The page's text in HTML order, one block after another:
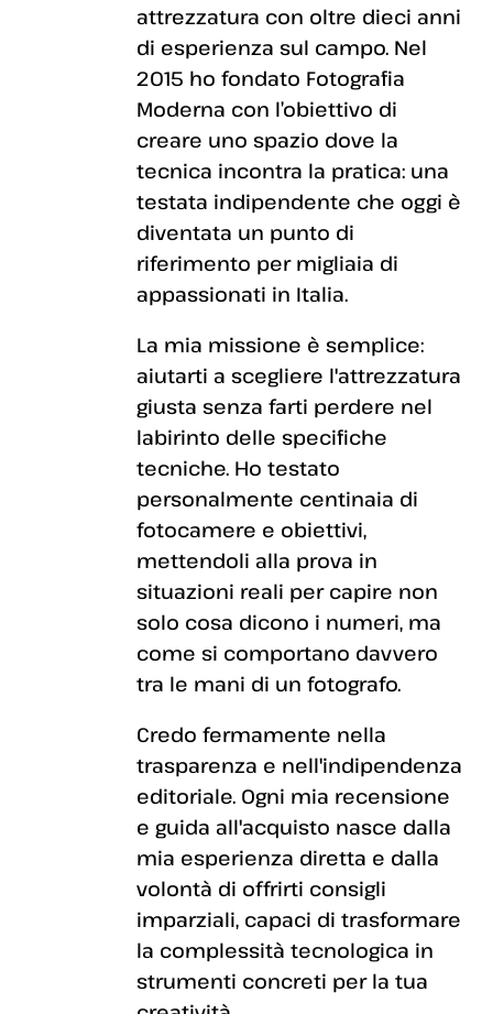
attrezzatura con oltre dieci anni
di esperienza sul campo. Nel
2015 ho fondato Fotografia
Moderna con l’obiettivo di
creare uno spazio dove la
tecnica incontra la pratica: una
testata indipendente che oggi è
diventata un punto di
riferimento per migliaia di
appassionati in Italia.
La mia missione è semplice:
aiutarti a scegliere l'attrezzatura
giusta senza farti perdere nel
labirinto delle specifiche
tecniche. Ho testato
personalmente centinaia di
fotocamere e obiettivi,
mettendoli alla prova in
situazioni reali per capire non
solo cosa dicono i numeri, ma
come si comportano davvero
tra le mani di un fotografo.
Credo fermamente nella
trasparenza e nell'indipendenza
editoriale. Ogni mia recensione
e guida all'acquisto nasce dalla
mia esperienza diretta e dalla
volontà di offrirti consigli
imparziali, capaci di trasformare
la complessità tecnologica in
strumenti concreti per la tua